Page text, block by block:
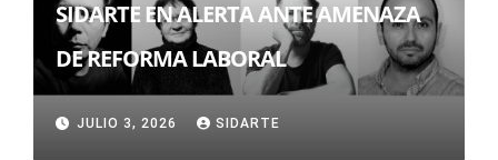
SIDARTE EN ALERTA ANTE AMENAZA
DE REFORMA LABORAL
JULIO 3, 2026 SIDARTE